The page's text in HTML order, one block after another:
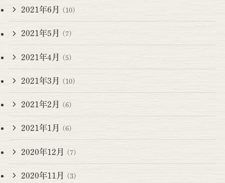
2021年6月 (10)
2021年5月 (7)
2021年4月 (5)
2021年3月 (10)
2021年2月 (6)
2021年1月 (6)
2020年12月 (7)
2020年11月 (3)